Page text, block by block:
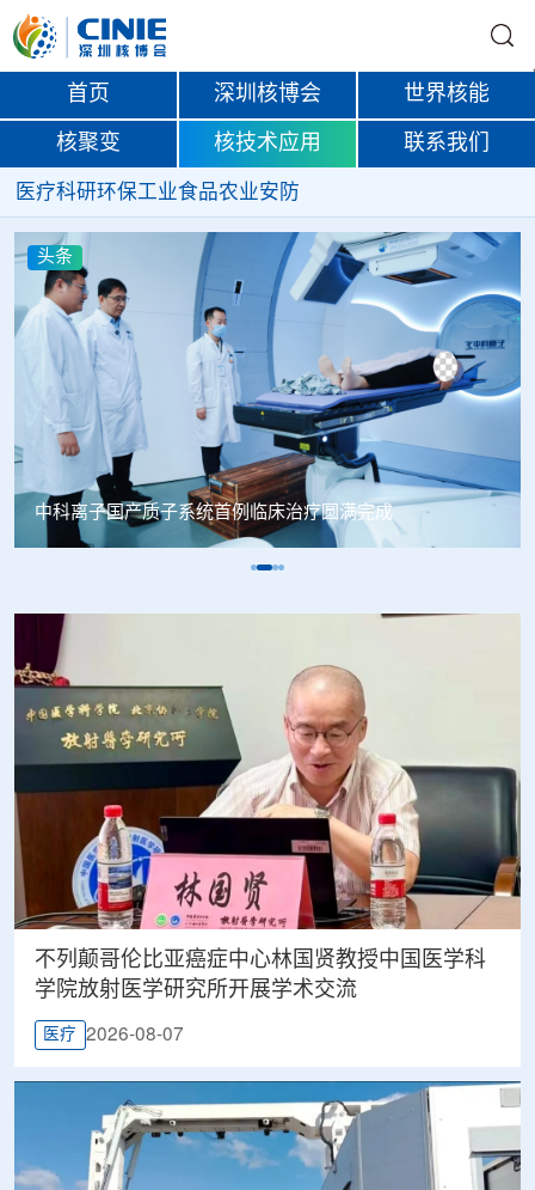
首页 深圳核博会 世界核能
核聚变 核技术应用 联系我们
医疗科研环保工业食品农业安防
头条
韩国忠清北道上半年农水产品放射性检测结果达标
不列颠哥伦比亚癌症中心林国贤教授中国医学科
学院放射医学研究所开展学术交流
医疗 2026-08-07